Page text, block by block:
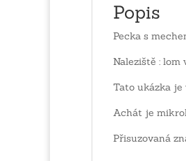
Popis
Pecka s
Naleziště : lom
Tato ukázka
Achát je
Přisuzovaná